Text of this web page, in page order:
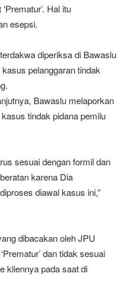
Hal itu
esepsi.
diperiksa di Bawaslu
pelanggaran tindak
Bawaslu melaporkan
tindak pidana pemilu
sesuai dengan formil dan
karena Dia
diawal kasus ini,”
dibacakan oleh JPU
dan tidak sesuai
kliennya pada saat di